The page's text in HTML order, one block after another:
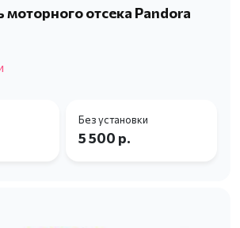
отсека Pandora
Без установки
5 500 р.